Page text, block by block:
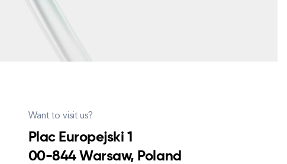
Want to visit us?
Plac Europejski 1
00-844 Warsaw, Poland